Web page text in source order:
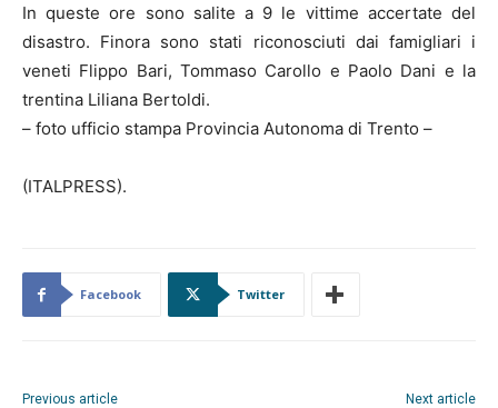
In queste ore sono salite a 9 le vittime accertate del
disastro. Finora sono stati riconosciuti dai famigliari i
veneti Flippo Bari, Tommaso Carollo e Paolo Dani e la
trentina Liliana Bertoldi.
– foto ufficio stampa Provincia Autonoma di Trento –
(ITALPRESS).
Facebook Twitter
Previous article Next article